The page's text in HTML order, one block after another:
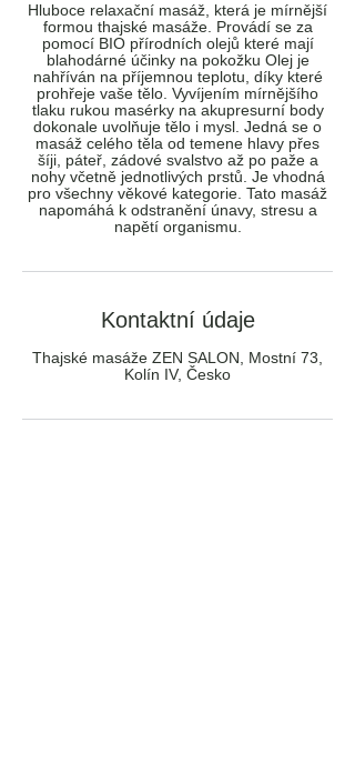
Hluboce relaxační masáž, která je mírnější
formou thajské masáže. Provádí se za
pomocí BIO přírodních olejů které mají
blahodárné účinky na pokožku Olej je
nahříván na příjemnou teplotu, díky které
prohřeje vaše tělo. Vyvíjením mírnějšího
tlaku rukou masérky na akupresurní body
dokonale uvolňuje tělo i mysl. Jedná se o
masáž celého těla od temene hlavy přes
šíji, páteř, zádové svalstvo až po paže a
nohy včetně jednotlivých prstů. Je vhodná
pro všechny věkové kategorie. Tato masáž
napomáhá k odstranění únavy, stresu a
napětí organismu.
Kontaktní údaje
Thajské masáže ZEN SALON, Mostní 73,
Kolín IV, Česko